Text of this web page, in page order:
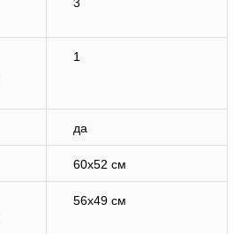
1
да
60х52 см
56х49 см